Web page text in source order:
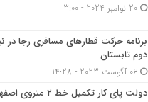
20 نوامبر 2024 - 3:00
برنامه حرکت قطارهای مسافری رجا در
دوم تابستان
06 آگوست 2023 - 14:28
دولت پای کار تکمیل خط ۲ متروی اصفهان